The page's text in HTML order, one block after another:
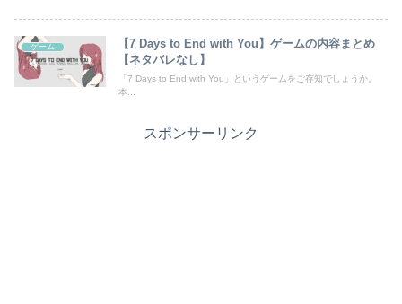
ゲーム
【7 Days to End with You】ゲームの内容まとめ
【ネタバレなし】
「7 Days to End with You」というゲームをご存知でしょうか。
本...
スポンサーリンク